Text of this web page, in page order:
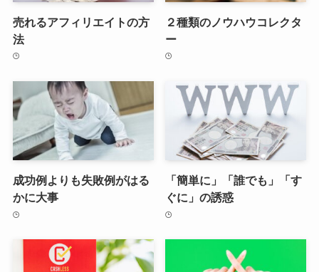
売れるアフィリエイトの方
法
２種類のノウハウコレクタ
ー
成功例よりも失敗例がはる
かに大事
「簡単に」「誰でも」「す
ぐに」の誘惑